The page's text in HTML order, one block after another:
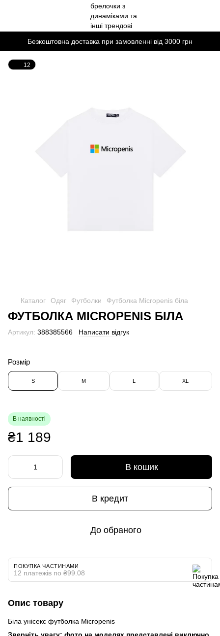
Безкоштовна доставка при замовленні від 3000 грн
12
Каталог Одяг Футболки Футболка Micropenis біла
ФУТБОЛКА MICROPENIS БІЛА
Артикул: 388385566 Написати відгук
Розмір
S M L XL
В наявності
₴1 189
В кошик
В кредит
До обраного
ПОКУПКА ЧАСТИНАМИ
12 платежів по ₴99.08
Опис товару
Біла унісекс футболка Micropenis